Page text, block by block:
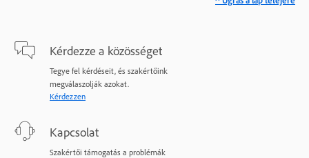
Kérdezze a közösséget
Tegye fel kérdéseit, és szakértőink
megválaszolják azokat.
Kérdezzen
Kapcsolat
Szakértői támogatás a problémák